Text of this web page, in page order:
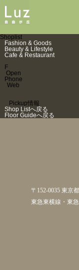
Shoplist
Fashion & Goods
Beauty & Lifestyle
Cafe & Restaurant
F
Open
Phone
Web
Pickup情報
Shop Listへ戻る
Floor Guideへ戻る
〒152-0035 東京
東急東横線・東